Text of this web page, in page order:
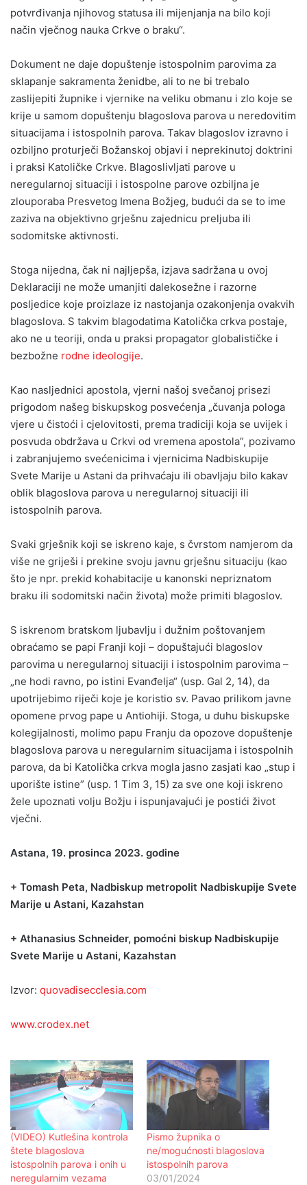
potvrđivanja njihovog statusa ili mijenjanja na bilo koji
način vječnog nauka Crkve o braku“.
Dokument ne daje dopuštenje istospolnim parovima za
sklapanje sakramenta ženidbe, ali to ne bi trebalo
zaslijepiti župnike i vjernike na veliku obmanu i zlo koje se
krije u samom dopuštenju blagoslova parova u neredovitim
situacijama i istospolnih parova. Takav blagoslov izravno i
ozbiljno proturječi Božanskoj objavi i neprekinutoj doktrini
i praksi Katoličke Crkve. Blagoslivljati parove u
neregularnoj situaciji i istospolne parove ozbiljna je
zlouporaba Presvetog Imena Božjeg, budući da se to ime
zaziva na objektivno grješnu zajednicu preljuba ili
sodomitske aktivnosti.
Stoga nijedna, čak ni najljepša, izjava sadržana u ovoj
Deklaraciji ne može umanjiti dalekosežne i razorne
posljedice koje proizlaze iz nastojanja ozakonjenja ovakvih
blagoslova. S takvim blagodatima Katolička crkva postaje,
ako ne u teoriji, onda u praksi propagator globalističke i
bezbožne rodne ideologije.
Kao nasljednici apostola, vjerni našoj svečanoj prisezi
prigodom našeg biskupskog posvećenja „čuvanja pologa
vjere u čistoći i cjelovitosti, prema tradiciji koja se uvijek i
posvuda obdržava u Crkvi od vremena apostola”, pozivamo
i zabranjujemo svećenicima i vjernicima Nadbiskupije
Svete Marije u Astani da prihvaćaju ili obavljaju bilo kakav
oblik blagoslova parova u neregularnoj situaciji ili
istospolnih parova.
Svaki grješnik koji se iskreno kaje, s čvrstom namjerom da
više ne griješi i prekine svoju javnu grješnu situaciju (kao
što je npr. prekid kohabitacije u kanonski nepriznatom
braku ili sodomitski način života) može primiti blagoslov.
S iskrenom bratskom ljubavlju i dužnim poštovanjem
obraćamo se papi Franji koji – dopuštajući blagoslov
parovima u neregularnoj situaciji i istospolnim parovima –
„ne hodi ravno, po istini Evanđelja“ (usp. Gal 2, 14), da
upotrijebimo riječi koje je koristio sv. Pavao prilikom javne
opomene prvog pape u Antiohiji. Stoga, u duhu biskupske
kolegijalnosti, molimo papu Franju da opozove dopuštenje
blagoslova parova u neregularnim situacijama i istospolnih
parova, da bi Katolička crkva mogla jasno zasjati kao „stup i
uporište istine” (usp. 1 Tim 3, 15) za sve one koji iskreno
žele upoznati volju Božju i ispunjavajući je postići život
vječni.
Astana, 19. prosinca 2023. godine
+ Tomash Peta, Nadbiskup metropolit Nadbiskupije Svete
Marije u Astani, Kazahstan
+ Athanasius Schneider, pomoćni biskup Nadbiskupije
Svete Marije u Astani, Kazahstan
Izvor: quovadisecclesia.com
www.crodex.net
(VIDEO) Kutlešina kontrola
štete blagoslova
istospolnih parova i onih u
neregularnim vezama
Pismo župnika o
ne/mogućnosti blagoslova
istospolnih parova
03/01/2024